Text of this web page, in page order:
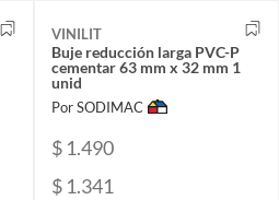
VINILIT
Buje reducción larga PVC-P
cementar 63 mm x 32 mm 1
unid
Por SODIMAC
$ 1.490
$ 1.341